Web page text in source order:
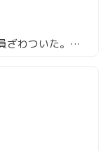
炎は見えなかったのに、煙の香りで全員ざわついた。恵比寿『ゆうゆ』の藁焼き鴨ドッグ